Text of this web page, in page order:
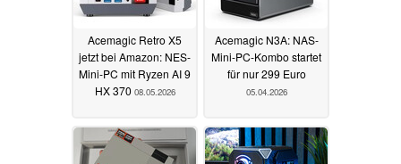
Acemagic Retro X5
jetzt bei Amazon: NES-
Mini-PC mit Ryzen AI 9
HX 370 08.05.2026
Acemagic N3A: NAS-
Mini-PC-Kombo startet
für nur 299 Euro
05.04.2026